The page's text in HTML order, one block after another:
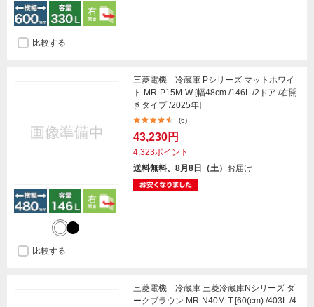
比較する
三菱電機 冷蔵庫 Pシリーズ マットホワイ
ト MR-P15M-W [幅48cm /146L /2ドア /右開
きタイプ /2025年]
(6)
43,230円
4,323ポイント
送料無料、8月8日（土） お届け
比較する
三菱電機 冷蔵庫 三菱冷蔵庫Nシリーズ ダ
ークブラウン MR-N40M-T [60(cm) /403L /4